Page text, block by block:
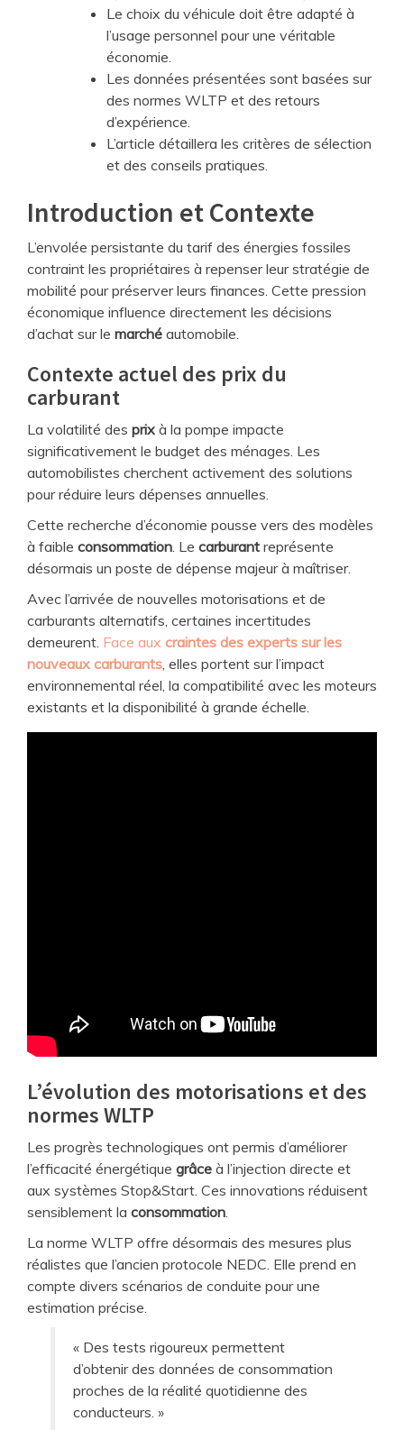
Le choix du véhicule doit être adapté à
l’usage personnel pour une véritable
économie.
Les données présentées sont basées sur
des normes WLTP et des retours
d’expérience.
L’article détaillera les critères de sélection
et des conseils pratiques.
Introduction et Contexte
L’envolée persistante du tarif des énergies fossiles
contraint les propriétaires à repenser leur stratégie de
mobilité pour préserver leurs finances. Cette pression
économique influence directement les décisions
d’achat sur le marché automobile.
Contexte actuel des prix du
carburant
La volatilité des prix à la pompe impacte
significativement le budget des ménages. Les
automobilistes cherchent activement des solutions
pour réduire leurs dépenses annuelles.
Cette recherche d’économie pousse vers des modèles
à faible consommation . Le carburant représente
désormais un poste de dépense majeur à maîtriser.
Avec l’arrivée de nouvelles motorisations et de
carburants alternatifs, certaines incertitudes
demeurent. Face aux craintes des experts sur les
nouveaux carburants , elles portent sur l’impact
environnemental réel, la compatibilité avec les moteurs
existants et la disponibilité à grande échelle.
L’évolution des motorisations et des
normes WLTP
Les progrès technologiques ont permis d’améliorer
l’efficacité énergétique grâce à l’injection directe et
aux systèmes Stop&Start. Ces innovations réduisent
sensiblement la consommation
La norme WLTP offre désormais des mesures plus
réalistes que l’ancien protocole NEDC. Elle prend en
compte divers scénarios de conduite pour une
estimation précise.
« Des tests rigoureux permettent
d’obtenir des données de consommation
proches de la réalité quotidienne des
conducteurs. »